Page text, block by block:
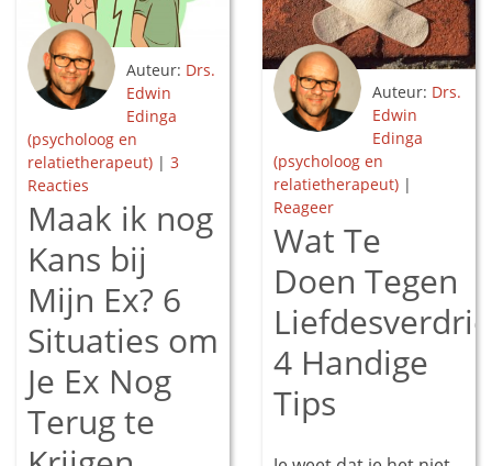
Auteur: Drs.
Edwin
Edinga
(psycholoog en
relatietherapeut) | 3
Reacties
Maak ik nog
Kans bij
Mijn Ex? 6
Situaties om
Je Ex Nog
Terug te
Auteur: Drs.
Edwin
Edinga
(psycholoog en
relatietherapeut) |
Reageer
Wat Te
Doen Tegen
4 Handige
Tips